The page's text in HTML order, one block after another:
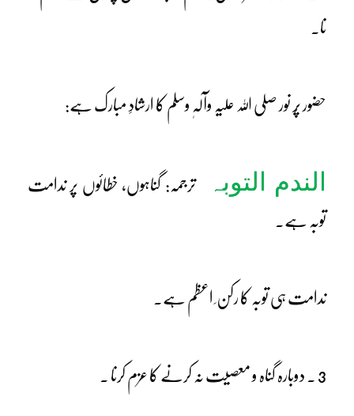
نا۔
حضور پُر نور صلی اللہ علیہ وآلہٖ وسلم کا ارشادِ مبارک ہے:
الندم التوبہ ترجمہ: گناہوں، خطائوں پر ندامت
توبہ ہے۔
ندامت ہی توبہ کا رکن ِ اعظم ہے۔
3 ۔ دوبارہ گناہ و معصیت نہ کرنے کا عزم کرنا ۔